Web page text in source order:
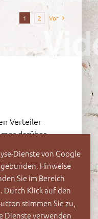
1 2 Vor
Verteiler
darüber
Dienste von Google
Hinweise
Sie im Bereich
Durch Klick auf den
stimmen Sie zu,
Dienste verwenden